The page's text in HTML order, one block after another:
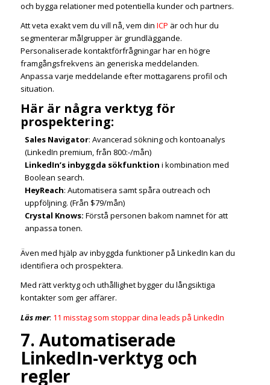
och bygga relationer med potentiella kunder och partners.
Att veta exakt vem du vill nå, vem din ICP är och hur du
segmenterar målgrupper är grundläggande.
Personaliserade kontaktförfrågningar har en högre
framgångsfrekvens än generiska meddelanden.
Anpassa varje meddelande efter mottagarens profil och
situation.
Här är några verktyg för
prospektering:
Sales Navigator: Avancerad sökning och kontoanalys
(LinkedIn premium, från 800:-/mån)
LinkedIn’s inbyggda sökfunktion i kombination med
Boolean search.
HeyReach: Automatisera samt spåra outreach och
uppföljning. (Från $79/mån)
Crystal Knows: Förstå personen bakom namnet för att
anpassa tonen.
Även med hjälp av inbyggda funktioner på LinkedIn kan du
identifiera och prospektera.
Med rätt verktyg och uthållighet bygger du långsiktiga
kontakter som ger affärer.
Läs mer: 11 misstag som stoppar dina leads på LinkedIn
7. Automatiserade
LinkedIn-verktyg och
regler